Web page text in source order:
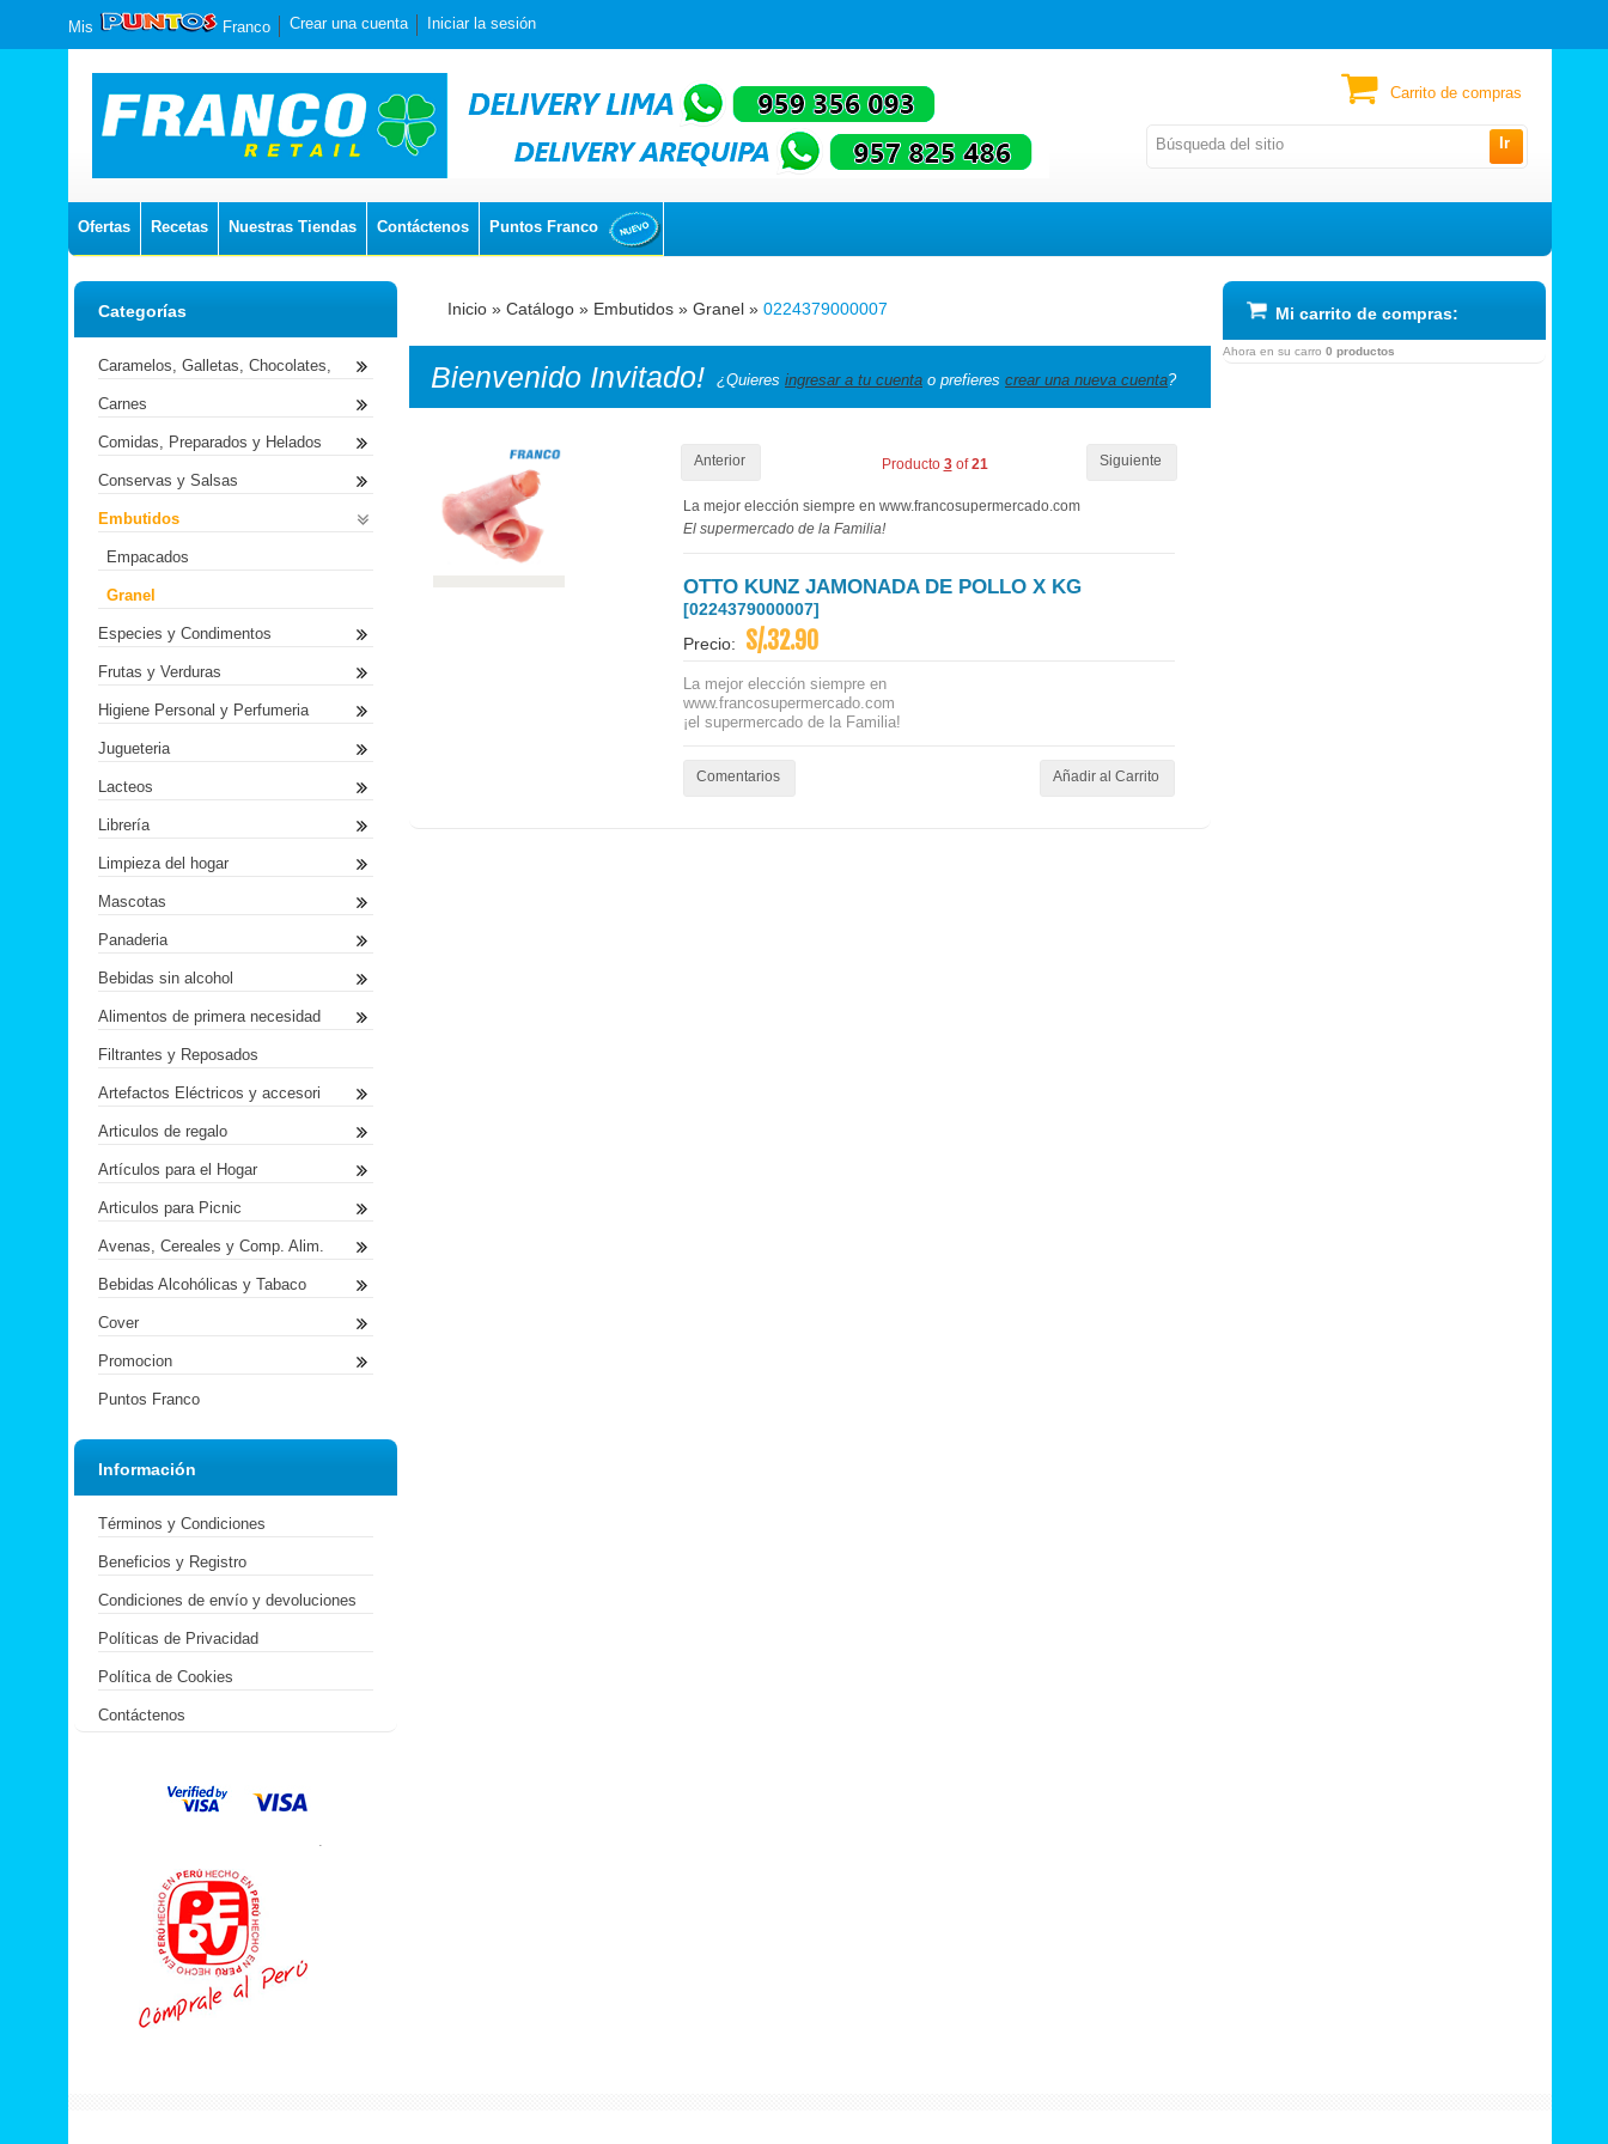
Ir
Mis Franco Crear una cuenta Iniciar la sesión
Ofertas Recetas Nuestras Tiendas Contáctenos Puntos Franco
Carrito de compras
Inicio » Catálogo » Embutidos » Granel » 0224379000007
Bienvenido Invitado! ¿Quieres ingresar a tu cuenta o prefieres crear una nueva cuenta?
Anterior Siguiente
Producto 3of21
La mejor elección siempre en www.francosupermercado.com
El supermercado de la Familia!
OTTO KUNZ JAMONADA DE POLLO X KG
[0224379000007]
Precio: S/.32.90
La mejor elección siempre en
www.francosupermercado.com
¡el supermercado de la Familia!
Comentarios Añadir al Carrito
Categorías
Caramelos, Galletas, Chocolates,
Carnes
Comidas, Preparados y Helados
Conservas y Salsas
Embutidos
Empacados
Granel
Especies y Condimentos
Frutas y Verduras
Higiene Personal y Perfumeria
Jugueteria
Lacteos
Librería
Limpieza del hogar
Mascotas
Panaderia
Bebidas sin alcohol
Alimentos de primera necesidad
Filtrantes y Reposados
Artefactos Eléctricos y accesori
Articulos de regalo
Artículos para el Hogar
Articulos para Picnic
Avenas, Cereales y Comp. Alim.
Bebidas Alcohólicas y Tabaco
Cover
Promocion
Puntos Franco
Información
Términos y Condiciones
Beneficios y Registro
Condiciones de envío y devoluciones
Políticas de Privacidad
Política de Cookies
Contáctenos
.
Mi carrito de compras:
Ahora en su carro 0 productos